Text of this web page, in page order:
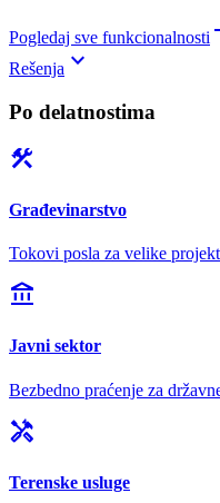
Pogledaj sve funkcionalnosti
Rešenja keyboard_arrow_down
Po delatnostima
construction
Građevinarstvo
Tokovi posla za velike
account_balance
Javni sektor
Bezbedno praćenje za
handyman
Terenske usluge